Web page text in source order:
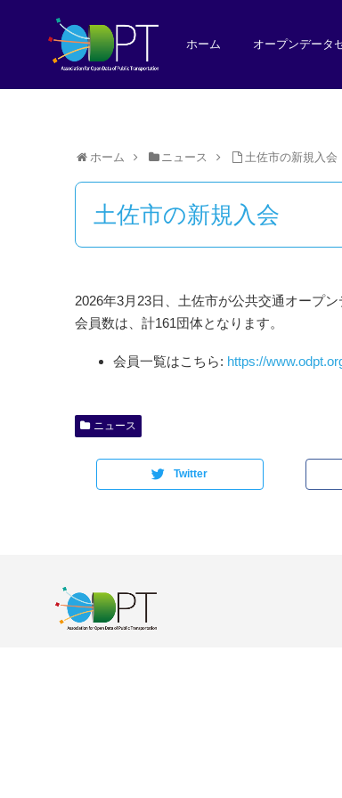
ホーム オープンデータ
ホーム ニュース 土佐市の新規入会
土佐市の新規入会
2026年3月23日、土佐市が公共交通オープン
会員数は、計161団体となります。
会員一覧はこちら: https://
ニュース
Twitter